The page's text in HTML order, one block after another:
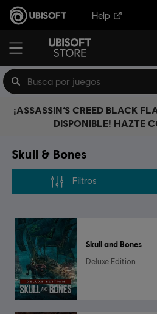
Help
¡ASSASSIN’S CREED BLACK
DISPONIBLE! HAZTE
Skull & Bones
Filtros
Skull and Bones
Deluxe Edition